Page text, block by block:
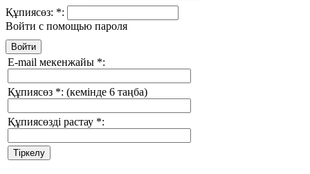
Құпиясөз: *:
Войти с помощью пароля
E-mail мекенжайы *:
Құпиясөз *: (кемінде 6 таңба)
Құпиясөзді растау *: